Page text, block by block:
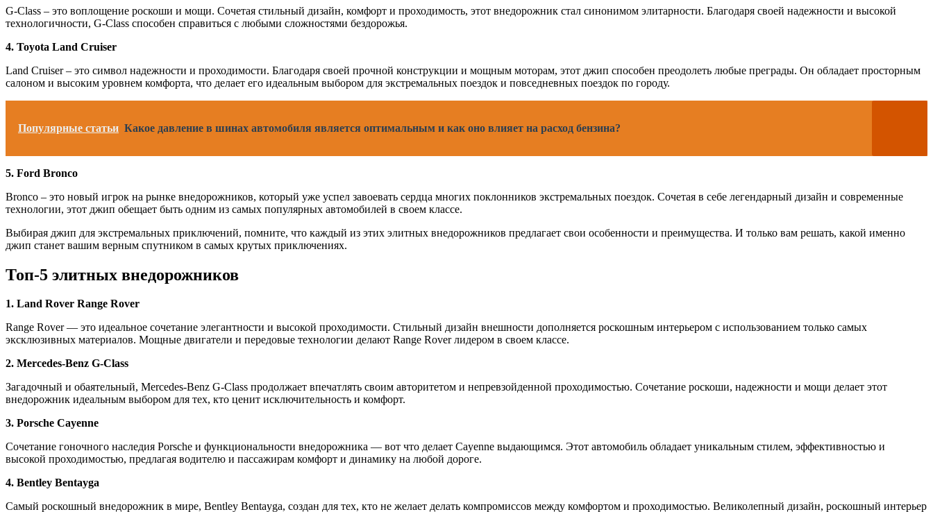
G-Class – это воплощение роскоши и мощи. Сочетая стильный дизайн, комфорт и проходимость, этот внедорожник стал синонимом элитарности. Благодаря своей надежности и высокой
технологичности, G-Class способен справиться с любыми сложностями бездорожья.
4. Toyota Land Cruiser
Land Cruiser – это символ надежности и проходимости. Благодаря своей прочной конструкции и мощным моторам, этот джип способен преодолеть любые преграды. Он обладает просторным
салоном и высоким уровнем комфорта, что делает его идеальным выбором для экстремальных поездок и повседневных поездок по городу.
Популярные статьи Какое давление в шинах автомобиля является оптимальным и как оно влияет на расход бензина?
5. Ford Bronco
Bronco – это новый игрок на рынке внедорожников, который уже успел завоевать сердца многих поклонников экстремальных поездок. Сочетая в себе легендарный дизайн и современные
технологии, этот джип обещает быть одним из самых популярных автомобилей в своем классе.
Выбирая джип для экстремальных приключений, помните, что каждый из этих элитных внедорожников предлагает свои особенности и преимущества. И только вам решать, какой именно
джип станет вашим верным спутником в самых крутых приключениях.
Топ-5 элитных внедорожников
1. Land Rover Range Rover
Range Rover — это идеальное сочетание элегантности и высокой проходимости. Стильный дизайн внешности дополняется роскошным интерьером с использованием только самых
эксклюзивных материалов. Мощные двигатели и передовые технологии делают Range Rover лидером в своем классе.
2. Mercedes-Benz G-Class
Загадочный и обаятельный, Mercedes-Benz G-Class продолжает впечатлять своим авторитетом и непревзойденной проходимостью. Сочетание роскоши, надежности и мощи делает этот
внедорожник идеальным выбором для тех, кто ценит исключительность и комфорт.
3. Porsche Cayenne
Сочетание гоночного наследия Porsche и функциональности внедорожника — вот что делает Cayenne выдающимся. Этот автомобиль обладает уникальным стилем, эффективностью и
высокой проходимостью, предлагая водителю и пассажирам комфорт и динамику на любой дороге.
4. Bentley Bentayga
Самый роскошный внедорожник в мире, Bentley Bentayga, создан для тех, кто не желает делать компромиссов между комфортом и проходимостью. Великолепный дизайн, роскошный интерьер